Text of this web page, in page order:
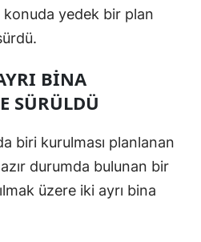
konuda yedek bir plan
BİNA
SÜRÜLDÜ
biri kurulması planlanan
durumda bulunan bir
üzere iki ayrı bina